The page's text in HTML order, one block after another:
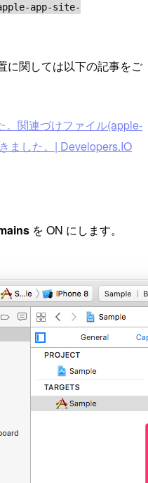
app-site-
に関しては以下の記事をご
。関連づけファイル(apple-
ました。| Developers.IO
を ON にします。